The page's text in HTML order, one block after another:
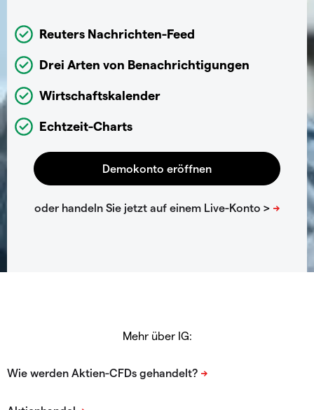
Reuters Nachrichten-Feed
Drei Arten von Benachrichtigungen
Wirtschaftskalender
Echtzeit-Charts
Mehr über IG: